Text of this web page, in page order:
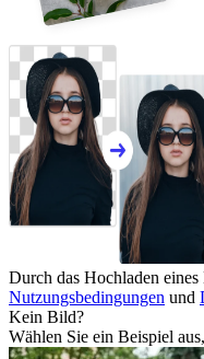
Durch das Hochladen
Nutzungsbedingungen und
Kein Bild?
Wählen Sie ein Beispiel